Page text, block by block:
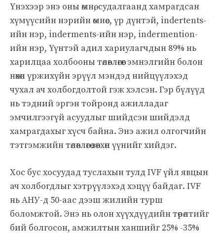
Үнэхээр энэ оны өмнө, судалгаанд хамрагдсан
хүмүүсийн нэрийн өмнөөс, үр дүнтэй, indertents-
ийн нэр, inderments-ийн нэр, indermention-
ийн нэр, Үүнтэй адил хариулагчдын 89% нь
харилцаа холбооны төлөвлөгөөг эмнэлгийн болон
нөхөн үржихүйн эрүүл мэндэд нийцүүлэхэд
чухал ач холбогдолтой гэж хэлсэн. Гэр бүлүүд
нь тэдний эргэн тойронд ажилладаг
эмчилгээгүй асуудлыг шийдсэн шийдэлд
хамрагдахыг хүсч байна. Энэ ажил олгогчийн
тэтгэмжийн төлөвлөгөө зөвхөн үүнийг хийдэг.
Хос бус хосуудад туслахын тулд IVF үйл явцын
ач холбогдлыг хэтрүүлэхэд хэцүү байдаг. IVF
нь АНУ-д 50-аас дээш жилийн турш
боломжтой. Энэ нь олон хүүхдүүдийн төрөлтийг
бий болгосон, амжилтын ханшийг 25% -35%